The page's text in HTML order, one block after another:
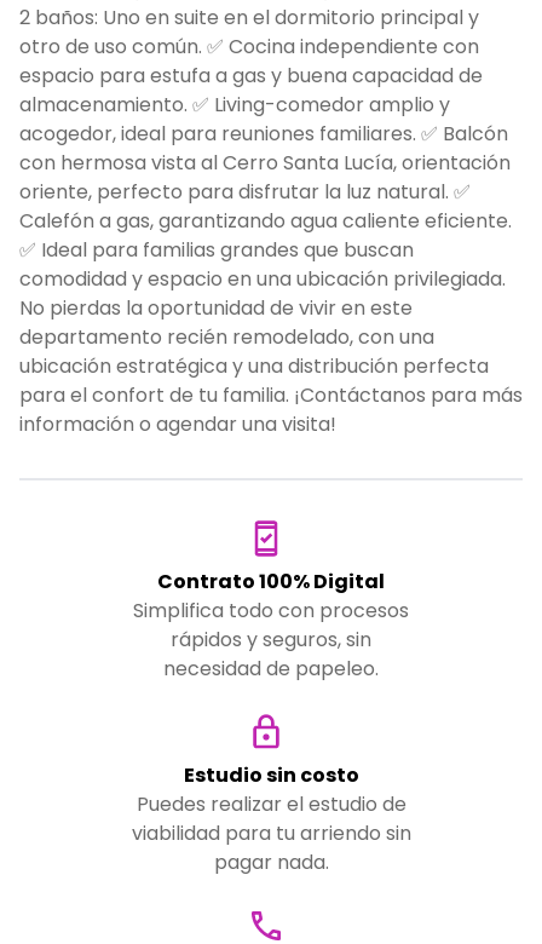
2 baños: Uno en suite en el dormitorio principal y
otro de uso común. ✅ Cocina independiente con
espacio para estufa a gas y buena capacidad de
almacenamiento. ✅ Living-comedor amplio y
acogedor, ideal para reuniones familiares. ✅ Balcón
con hermosa vista al Cerro Santa Lucía, orientación
oriente, perfecto para disfrutar la luz natural. ✅
Calefón a gas, garantizando agua caliente eficiente.
✅ Ideal para familias grandes que buscan
comodidad y espacio en una ubicación privilegiada.
No pierdas la oportunidad de vivir en este
departamento recién remodelado, con una
ubicación estratégica y una distribución perfecta
para el confort de tu familia. ¡Contáctanos para más
información o agendar una visita!
Contrato 100% Digital
Simplifica todo con procesos
rápidos y seguros, sin
necesidad de papeleo.
Estudio sin costo
Puedes realizar el estudio de
viabilidad para tu arriendo sin
pagar nada.